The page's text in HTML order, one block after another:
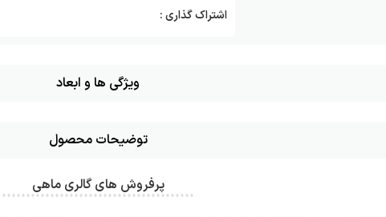
اشتراک گذاری :
ویژگی ها و ابعاد
توضیحات محصول
پرفروش های گالری ماهی